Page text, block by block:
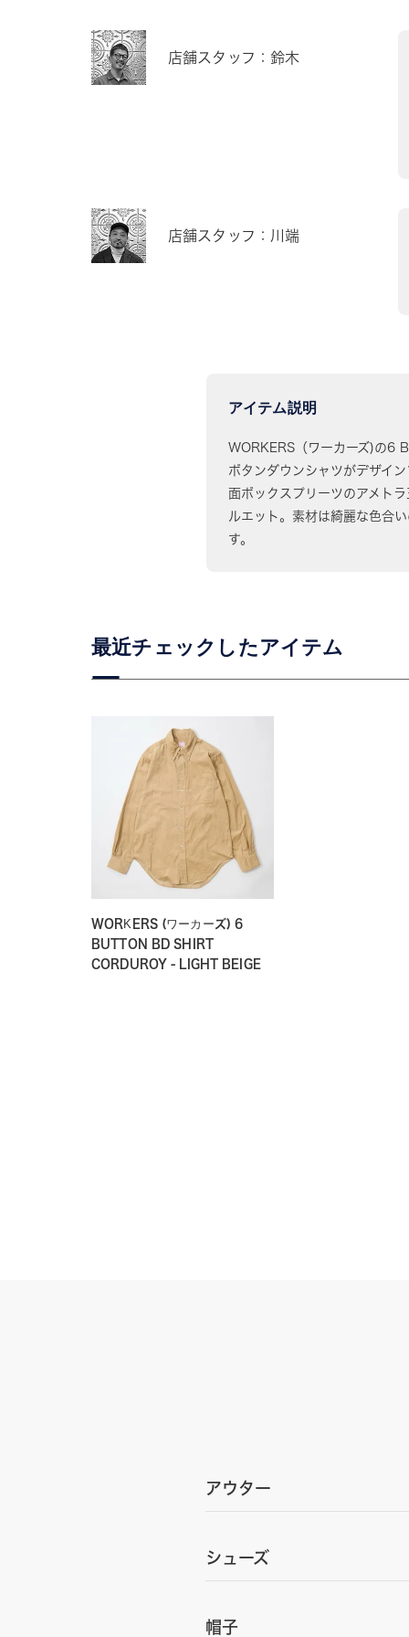
店舗スタッフ：鈴木
店舗スタッフ：川端
アイテム説明
WORKERS（ワーカーズ)の6
ボタンダウンシャツがデザイ
面ボックスプリーツのアメト
ルエット。素材は綺麗な色合
す。
WORKERS (ワーカーズ) 6
BUTTON BD SHIRT
CORDUROY - LIGHT BEIGE
アウター
シューズ
帽子